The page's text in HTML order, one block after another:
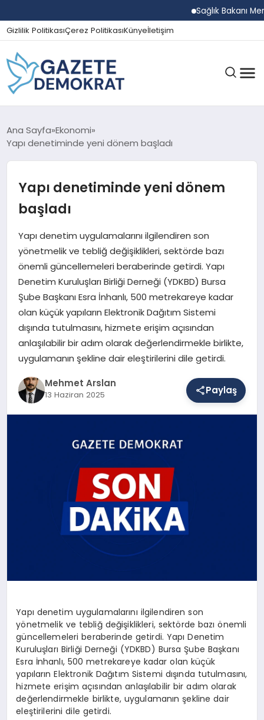
Sağlık Bakanı
Gizlilik PolitikasıÇerez PolitikasıKünyeİletişim
GÜNDEM
SPOR
MAGAZIN
SAĞLIK
EĞITIM
DÜNYA
Ana Sayfa Ekonomi
Yapı denetiminde yeni dönem başladı
Yapı denetiminde yeni dönem
başladı
Yapı denetim uygulamalarını ilgilendiren son
yönetmelik ve tebliğ değişiklikleri, sektörde bazı
önemli güncellemeleri beraberinde getirdi. Yapı
Denetim Kuruluşları Birliği Derneği (YDKBD) Bursa
Şube Başkanı Esra İnhanlı, 500 metrekareye kadar
olan küçük yapıların Elektronik Dağıtım Sistemi
dışında tutulmasını, hizmete erişim açısından
anlaşılabilir bir adım olarak değerlendirmekle birlikte,
uygulamanın şekline dair eleştirilerini dile getirdi.
Mehmet Arslan
13 Haziran 2025 Paylaş
Yapı denetim uygulamalarını ilgilendiren son
yönetmelik ve tebliğ değişiklikleri, sektörde bazı önemli
güncellemeleri beraberinde getirdi. Yapı Denetim
Kuruluşları Birliği Derneği (YDKBD) Bursa Şube Başkanı
Esra İnhanlı, 500 metrekareye kadar olan küçük
yapıların Elektronik Dağıtım Sistemi dışında tutulmasını,
hizmete erişim açısından anlaşılabilir bir adım olarak
değerlendirmekle birlikte, uygulamanın şekline dair
eleştirilerini dile getirdi.